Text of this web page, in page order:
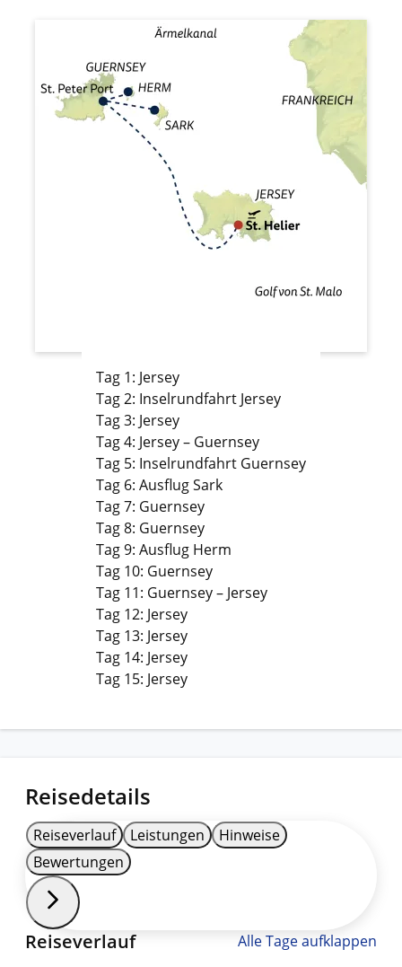
Tag 1: Jersey
Tag 2: Inselrundfahrt Jersey
Tag 3: Jersey
Tag 4: Jersey – Guernsey
Tag 5: Inselrundfahrt Guernsey
Tag 6: Ausflug Sark
Tag 7: Guernsey
Tag 8: Guernsey
Tag 9: Ausflug Herm
Tag 10: Guernsey
Tag 11: Guernsey – Jersey
Tag 12: Jersey
Tag 13: Jersey
Tag 14: Jersey
Tag 15: Jersey
Reisedetails
Reiseverlauf Leistungen
Hinweise
Bewertungen
Reiseverlauf Alle Tage aufklappen